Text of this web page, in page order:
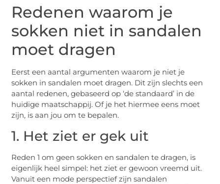
Redenen waarom je
sokken niet in sandalen
moet dragen
Eerst een aantal argumenten waarom je niet je
sokken in sandalen moet dragen. Dit zijn slechts een
aantal redenen, gebaseerd op ‘de standaard’ in de
huidige maatschappij. Of je het hiermee eens moet
zijn, is aan jou om te bepalen.
1. Het ziet er gek uit
Reden 1 om geen sokken en sandalen te dragen, is
eigenlijk heel simpel: het ziet er gewoon vreemd uit.
Vanuit een mode perspectief zijn sandalen